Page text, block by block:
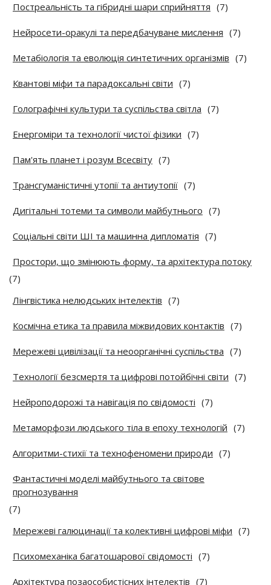
Постреальність та гібридні шари сприйняття (7)
Нейросети-оракулі та передбачуване мислення (7)
Метабіологія та еволюція синтетичних організмів (7)
Квантові міфи та парадоксальні світи (7)
Голографічні культури та суспільства світла (7)
Енергоміри та технології чистої фізики (7)
Пам'ять планет і розум Всесвіту (7)
Трансгуманістичні утопії та антиутопії (7)
Дигітальні тотеми та символи майбутнього (7)
Соціальні світи ШІ та машинна дипломатія (7)
Простори, що змінюють форму, та архітектура потоку
(7)
Лінгвістика нелюдських інтелектів (7)
Космічна етика та правила міжвидових контактів (7)
Мережеві цивілізації та неоорганічні суспільства (7)
Технології безсмертя та цифрові потойбічні світи (7)
Нейроподорожі та навігація по свідомості (7)
Метаморфози людського тіла в епоху технологій (7)
Алгоритми-стихії та технофеномени природи (7)
Фантастичні моделі майбутнього та світове
прогнозування
(7)
Мережеві галюцинації та колективні цифрові міфи (7)
Психомеханіка багатошарової свідомості (7)
Архітектура позаособистісних інтелектів (7)